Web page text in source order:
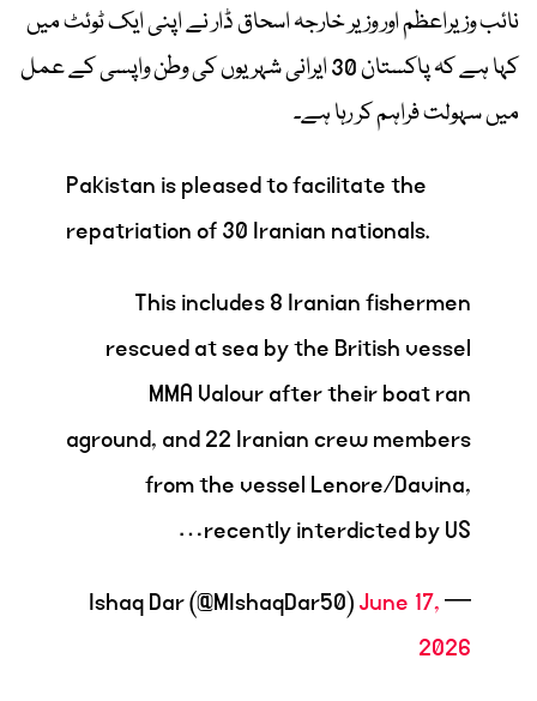
نائب وزیراعظم اور وزیر خارجہ اسحاق ڈار نے اپنی ایک ٹوئٹ میں
کہا ہے کہ پاکستان 30 ایرانی شہریوں کی وطن واپسی کے عمل
میں سہولت فراہم کر رہا ہے۔
Pakistan is pleased to facilitate the
repatriation of 30 Iranian nationals.
This includes 8 Iranian fishermen
rescued at sea by the British vessel
MMA Valour after their boat ran
aground, and 22 Iranian crew members
from the vessel Lenore/Davina,
recently interdicted by US…
— Ishaq Dar (@MIshaqDar50)
June 17,
2026